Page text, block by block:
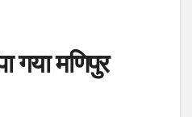
गया मणिपुर